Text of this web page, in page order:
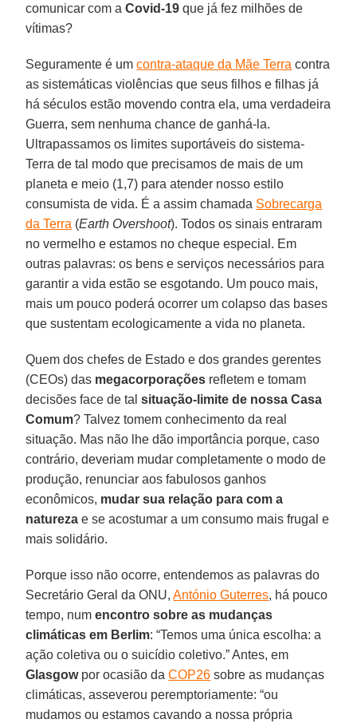
comunicar com aCovid-19 que já fez milhões de
vítimas?
Seguramente é umcontra-ataque da Mãe Terra contra
as sistemáticas violências que seus filhos e filhas já
há séculos estão movendo contra ela, uma verdadeira
Guerra, sem nenhuma chance de ganhá-la.
Ultrapassamos os limites suportáveis do sistema-
Terra de tal modo que precisamos de mais de um
planeta e meio (1,7) para atender nosso estilo
consumista de vida. É a assim chamada Sobrecarga
da Terra (Earth Overshoot). Todos os sinais entraram
no vermelho e estamos no cheque especial. Em
outras palavras: os bens e serviços necessários para
garantir a vida estão se esgotando. Um pouco mais,
mais um pouco poderá ocorrer um colapso das bases
que sustentam ecologicamente a vida no planeta.
Quem dos chefes de Estado e dos grandes gerentes
(CEOs) das megacorporações refletem e tomam
decisões face de talsituação-limite de nossa Casa
Comum? Talvez tomem conhecimento da real
situação. Mas não lhe dão importância porque, caso
contrário, deveriam mudar completamente o modo de
produção, renunciar aos fabulosos ganhos
econômicos, mudar sua relação para com a
natureza e se acostumar a um consumo mais frugal e
mais solidário.
Porque isso não ocorre, entendemos as palavras do
Secretário Geral da ONU,António Guterres, há pouco
tempo, numencontro sobre as mudanças
climáticas em Berlim: “Temos uma única escolha: a
ação coletiva ou o suicídio coletivo.” Antes, em
Glasgowpor ocasião daCOP26 sobre as mudanças
climáticas, asseverou peremptoriamente: “ou
mudamos ou estamos cavando a nossa própria